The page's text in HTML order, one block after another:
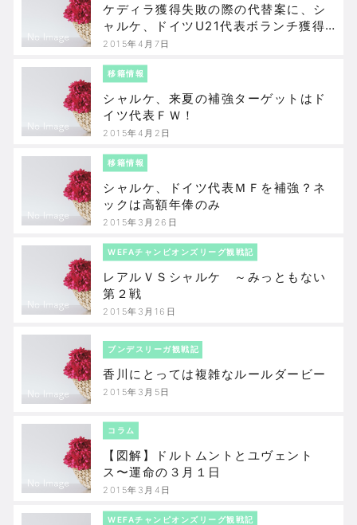
ケディラ獲得失敗の際の代替案に、シ
ャルケ、ドイツU21代表ボランチ獲得
に動く？
2015年4月7日
移籍情報
シャルケ、来夏の補強ターゲットはド
イツ代表ＦＷ！
2015年4月2日
移籍情報
シャルケ、ドイツ代表ＭＦを補強？ネ
ックは高額年俸のみ
2015年3月26日
WEFAチャンピオンズリーグ観戦記
レアルＶＳシャルケ ～みっともない
第２戦
2015年3月16日
ブンデスリーガ観戦記
香川にとっては複雑なルールダービー
2015年3月5日
コラム
【図解】ドルトムントとユヴェント
ス〜運命の３月１日
2015年3月4日
WEFAチャンピオンズリーグ観戦記